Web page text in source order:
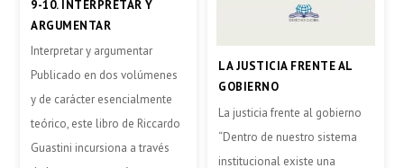
9-10. INTERPRETAR Y
ARGUMENTAR
Interpretar y argumentar
Publicado en dos volúmenes
y de carácter esencialmente
teórico, este libro de Riccardo
Guastini incursiona a través
LA JUSTICIA FRENTE AL
GOBIERNO
La justicia frente al gobierno
“Dentro de nuestro sistema
institucional existe una